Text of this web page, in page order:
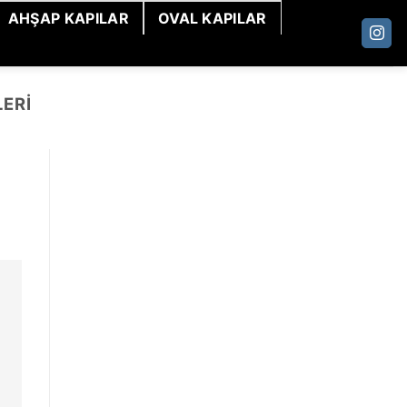
AHŞAP KAPILAR OVAL KAPILAR